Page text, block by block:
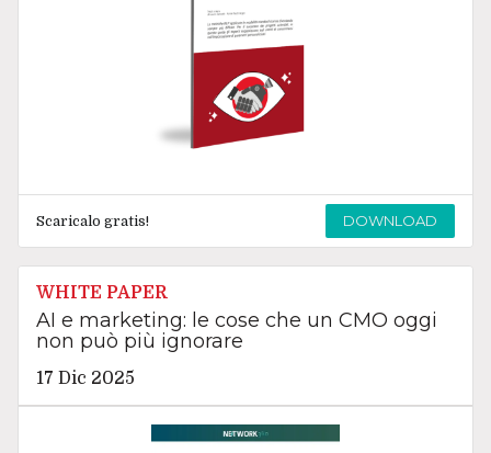
Scaricalo gratis! DOWNLOAD
WHITE PAPER
AI e marketing: le cose che un CMO oggi
non può più ignorare
17 Dic 2025